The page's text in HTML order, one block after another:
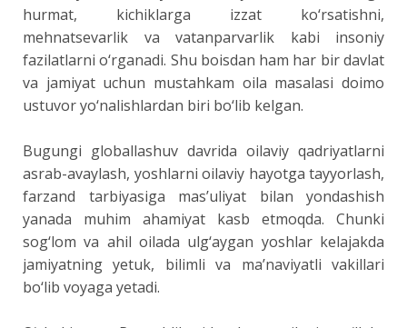
hurmat, kichiklarga izzat ko‘rsatishni,
mehnatsevarlik va vatanparvarlik kabi insoniy
fazilatlarni o‘rganadi. Shu boisdan ham har bir davlat
va jamiyat uchun mustahkam oila masalasi doimo
ustuvor yo‘nalishlardan biri bo‘lib kelgan.
Bugungi globallashuv davrida oilaviy qadriyatlarni
asrab-avaylash, yoshlarni oilaviy hayotga tayyorlash,
farzand tarbiyasiga mas’uliyat bilan yondashish
yanada muhim ahamiyat kasb etmoqda. Chunki
sog‘lom va ahil oilada ulg‘aygan yoshlar kelajakda
jamiyatning yetuk, bilimli va ma’naviyatli vakillari
bo‘lib voyaga yetadi.